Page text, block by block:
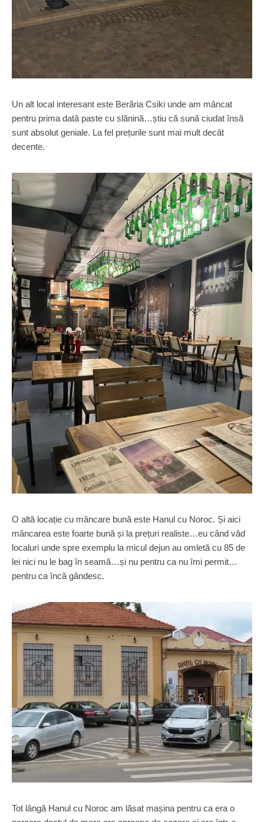
Un alt local interesant este Berăria Csiki unde am mâncat
pentru prima dată paste cu slănină…știu că sună ciudat însă
sunt absolut geniale. La fel prețurile sunt mai mult decât
decente.
O altă locație cu mâncare bună este Hanul cu Noroc. Și aici
mâncarea este foarte bună și la prețuri realiste…eu când văd
localuri unde spre exemplu la micul dejun au omletă cu 85 de
lei nici nu le bag în seamă…și nu pentru ca nu îmi permit…
pentru ca încă gândesc.
Tot lângă Hanul cu Noroc am lăsat mașina pentru ca era o